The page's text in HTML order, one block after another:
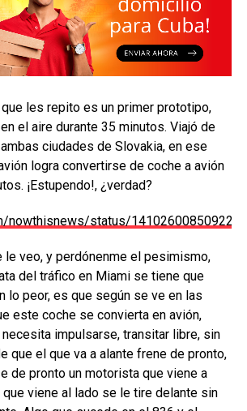
que les repito es un primer prototipo,
el aire durante 35 minutos. Viajó de
ciudades de Slovakia, en ese
logra convertirse de coche a avión
¡Estupendo!, ¿verdad?
nowthisnews/status/
le veo, y perdónenme el pesimismo,
del tráfico en Miami se tiene que
lo peor, es que según se ve en las
este coche se convierta en avión,
impulsarse, transitar libre, sin
que el que va a alante frene de pronto,
de pronto un motorista que viene a
que viene al lado se le tire delante sin